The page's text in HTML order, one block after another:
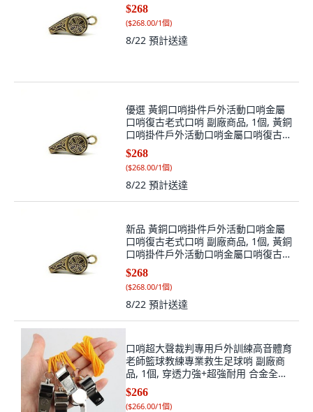
$268
($268.00/1個)
8/22 預計送達
優選 黃銅口哨掛件戶外活動口哨金屬
口哨復古老式口哨 副廠商品, 1個, 黃銅
口哨掛件戶外活動口哨金屬口哨復古老
式, 黃銅色
$268
($268.00/1個)
8/22 預計送達
新品 黃銅口哨掛件戶外活動口哨金屬
口哨復古老式口哨 副廠商品, 1個, 黃銅
口哨掛件戶外活動口哨金屬口哨復古老
式, N/A
$268
($268.00/1個)
8/22 預計送達
口哨超大聲裁判專用戶外訓練高音體育
老師籃球教練專業救生足球哨 副廠商
品, 1個, 穿透力強+超強耐用 合金全新
款,品質一般-配件款:無哨 體育消防 僅
掛繩
$266
($266.00/1個)